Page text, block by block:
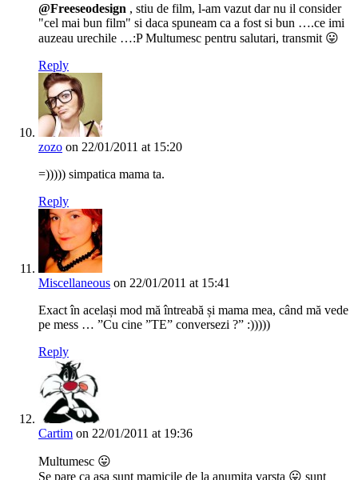
@Freeseodesign , stiu de film, l-am vazut dar nu il consider
"cel mai bun film" si daca spuneam ca a fost si bun ….ce imi
auzeau urechile …:P Multumesc pentru salutari, transmit 😛
Reply
zozo on 22/01/2011 at 15:20
=))))) simpatica mama ta.
Reply
Miscellaneous on 22/01/2011 at 15:41
Exact în același mod mă întreabă și mama mea, când mă vede
pe mess … ”Cu cine ”TE” conversezi ?” :)))))
Reply
Cartim on 22/01/2011 at 19:36
Multumesc 😛
Se pare ca asa sunt mamicile de la anumita varsta 😛 sunt